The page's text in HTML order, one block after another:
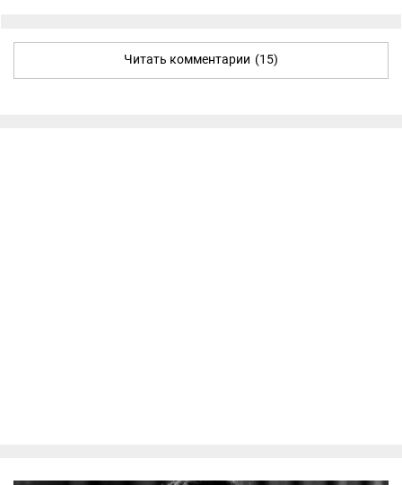
Читать комментарии (15)